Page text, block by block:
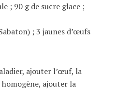
; 90 g de sucre glace ;
; 3 jaunes d’œufs
ajouter l’œuf, la
ajouter la